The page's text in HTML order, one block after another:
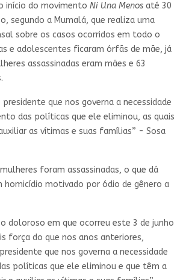
início do movimento Ni Una Menosaté 30
segundo a Mumalá, que realiza uma
sobre os casos ocorridos em todo o
e adolescentes ficaram órfãs de mãe, já
assassinadas eram mães e 63
presidente que nos governa a necessidade
das políticas que ele eliminou, as quais
as vítimas e suas famílias” - Sosa
foram assassinadas, o que dá
homicídio motivado por ódio de gênero a
doloroso em que ocorreu este 3 de junho
força do que nos anos anteriores,
que nos governa a necessidade
políticas que ele eliminou e que têm a